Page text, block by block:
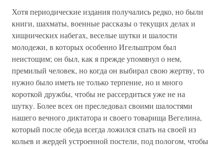
Хотя периодические издания получались редко, но были
книги, шахматы, военные рассказы о текущих делах и
хищнических набегах, веселые шутки и шалости
молодежи, в которых особенно Игельштром был
неистощим; он был, как я прежде упомянул о нем,
премилый человек, но когда он выбирал свою жертву, то
нужно было иметь не только терпение, но и много
короткой дружбы, чтобы не рассердиться уже не на
шутку. Более всех он преследовал своими шалостями
нашего вечного диктатора и своего товарища Вегелина,
который после обеда всегда ложился спать на своей из
кольев и жердей устроенной постели, под пологом, чтобы